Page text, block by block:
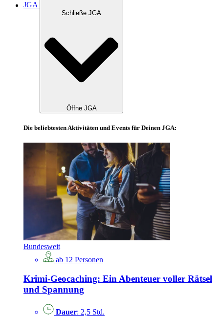
JGA
Schließe JGA
Öffne JGA
Die beliebtesten Aktivitäten und Events für Deinen JGA:
Bundesweit
ab 12 Personen
Krimi-Geocaching: Ein Abenteuer voller Rätsel
und Spannung
Dauer: 2,5 Std.